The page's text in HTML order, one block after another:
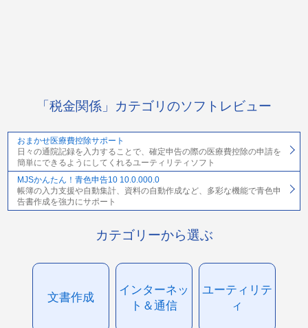
「税金関係」カテゴリのソフトレビュー
おまかせ医療費控除サポート
日々の通院記録を入力することで、確定申告の際の医療費控除の申請を
簡単にできるようにしてくれるユーティリティソフト
MJSかんたん！青色申告10 10.0.000.0
帳簿の入力支援や自動集計、資料の自動作成など、多彩な機能で青色申
告書作成を強力にサポート
カテゴリーから選ぶ
文書作成
インターネッ
ト＆通信
ユーティリテ
ィ